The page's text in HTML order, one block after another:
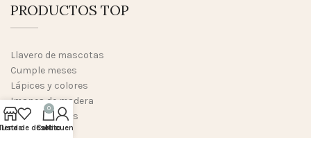
PRODUCTOS TOP
Llavero de mascotas
Cumple meses
Lápices y colores
Imanes de madera
Marco de fotos
Yoyós
Lista de deseos
0
Carrito
Mi cuenta